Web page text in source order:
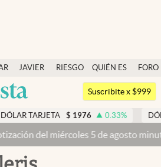
JAVIER
RIESGO
QUIÉN ES
QUIÉN
FORO
Argentina
México
Suscribite x $999
$ 1976 0.33% DÓLAR MEP $
5 de agosto minuto a minuto